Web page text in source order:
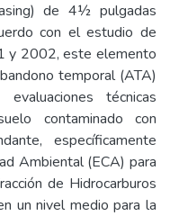
de 4½ pulgadas
con el estudio de
y 2002, este elemento
temporal (ATA)
técnicas
contaminado con
específicamente
Ambiental (ECA) para
de Hidrocarburos
un nivel medio para la